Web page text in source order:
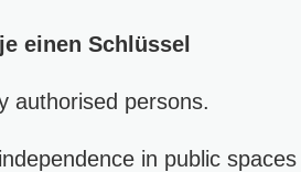
einen Schlüssel
authorised persons.
in public